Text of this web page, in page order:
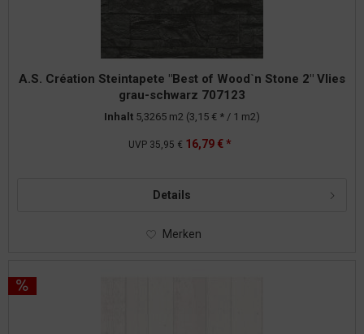
A.S. Création Steintapete "Best of Wood`n Stone 2" Vlies
grau-schwarz 707123
Inhalt 5,3265 m2 (3,15 € * / 1 m2)
UVP 35,95 € 16,79 € *
Details
Merken